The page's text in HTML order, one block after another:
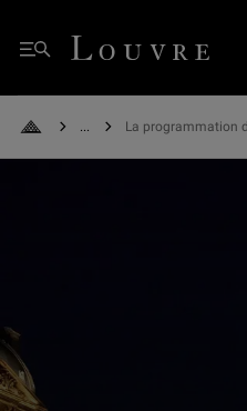
Menu
Louvre - Retour à l'accueil
Retour à l'accueil
See all breadcrumbs
La programmation